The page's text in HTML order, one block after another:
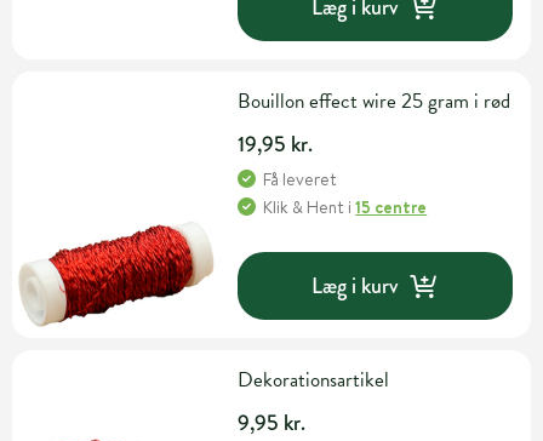
Læg i kurv
Bouillon effect wire 25 gram i rød
19,95 kr.
Få leveret
Klik & Hent i15 centre
Læg i kurv
Dekorationsartikel
9,95 kr.